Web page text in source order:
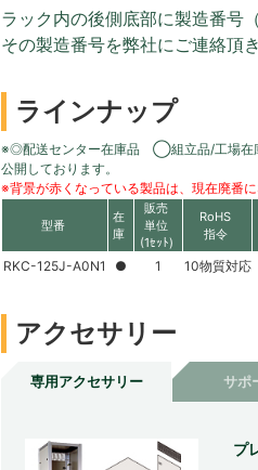
ラック内の後側底部に製造番号
その製造番号を弊社にご連絡頂
ラインナップ
※◎配送センター在庫品 ◯組立品/工場在
公開しております。
※背景が赤くなっている製品は、現在廃番
型番
在
庫
販売
単位
(1ｾｯﾄ)
RoHS
指令
RKC-125J-A0N1 ● 1 10物質対応
アクセサリー
専用アクセサリー サポ
プ